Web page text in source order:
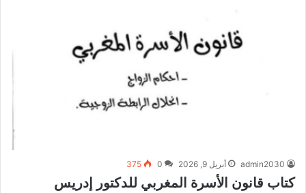
admin2030 أبريل 9, 2026 0
375
كتاب قانون الأسرة المغربي للدكتور إدريس